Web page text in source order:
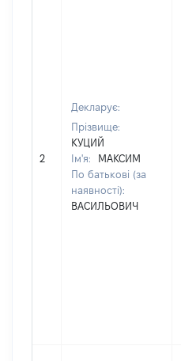
2
Декларує:
Прізвище:
КУЦИЙ
Ім'я:
МАКСИМ
По батькові (за
наявності):
ВАСИЛЬОВИЧ